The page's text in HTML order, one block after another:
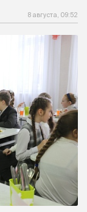
8 августа, 09:52